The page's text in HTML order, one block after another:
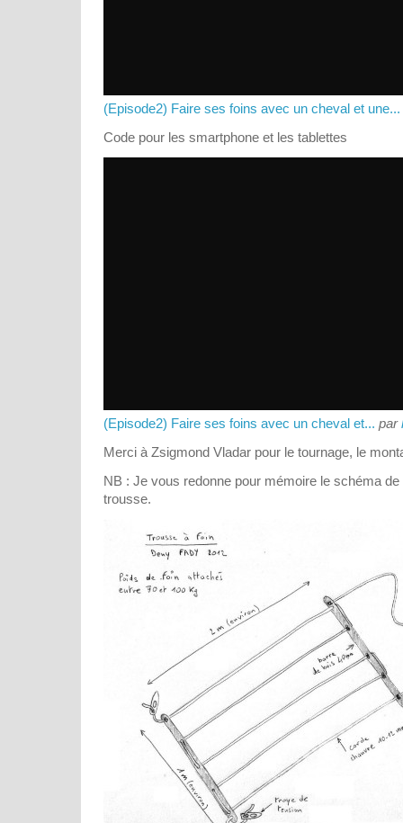
(Episode2) Faire ses foins avec un cheval et une...
Code pour les smartphone et les tablettes
(Episode2) Faire ses foins avec un cheval et... par
Merci à Zsigmond Vladar pour le tournage, le
NB : Je vous redonne pour mémoire le schéma
trousse.